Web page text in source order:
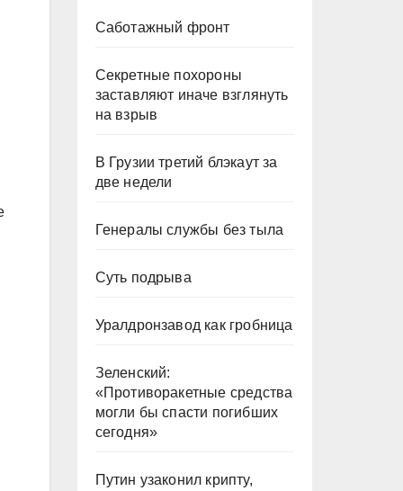
Саботажный фронт
Секретные похороны
заставляют иначе взглянуть
на взрыв
В Грузии третий блэкаут за
две недели
Генералы службы без тыла
Суть подрыва
Уралдронзавод как гробница
Зеленский:
«Противоракетные средства
могли бы спасти погибших
сегодня»
Путин узаконил крипту,